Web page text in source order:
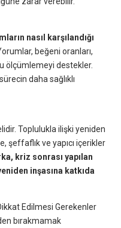
nasıl karşılandığı
beğeni oranları,
ölçümlemeyi destekler.
daha sağlıklı
Toplulukla ilişki yeniden
şeffaflık ve yapıcı içerikler
kriz sonrası yapılan
inşasına katkıda
Edilmesi Gerekenler
bırakmamak